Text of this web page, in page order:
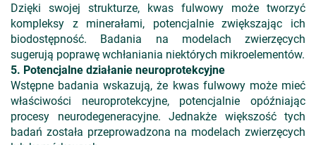
Dzięki swojej strukturze, kwas fulwowy może tworzyć
kompleksy z minerałami, potencjalnie zwiększając ich
biodostępność. Badania na modelach zwierzęcych
sugerują poprawę wchłaniania niektórych mikroelementów.
5. Potencjalne działanie neuroprotekcyjne
Wstępne badania wskazują, że kwas fulwowy może mieć
właściwości neuroprotekcyjne, potencjalnie opóźniając
procesy neurodegeneracyjne. Jednakże większość tych
badań została przeprowadzona na modelach zwierzęcych